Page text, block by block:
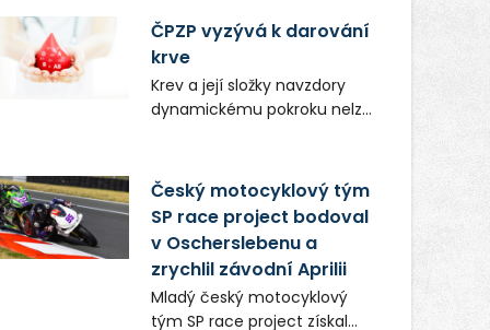
Návštěvníci se mohou těšit
nejen na oblíbené stálice, ale
také na řadu novinek, které v
Ostravě běžně nepotkají.
undergroundové a
alternativní hudby. Uskuteční
se zde totiž první ročník
festivalu PERIFERIE Ostrava.
Brány areálu se otevřou
autorská čtení a rozhovory.
Vstupenky v ceně 450 Kč
jsou v prodeji.
ČPZP vyzývá k darování
krve
Krev a její složky navzdory
dynamickému pokroku nelze
darovat tuto
nenahraditelnou tělní
tekutinu neobejde. Naléhavá
potřeba doplnit krevní zásoby
nastává vždy v létě, kdy
stoupá počet úrazů. Česká
Český motocyklový tým
SP race project bodoval
v Oscherslebenu a
zrychlil závodní Aprilii
Mladý český motocyklový
tým SP race project získal